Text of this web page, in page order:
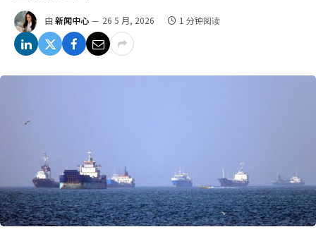
由 新闻中心 26 5 月, 2026 1 分钟阅读